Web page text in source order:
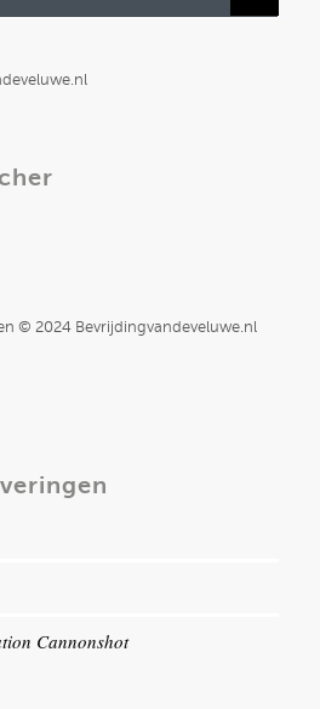
© 2024 Bevrijdingvandeveluwe.nl
Cannonshot